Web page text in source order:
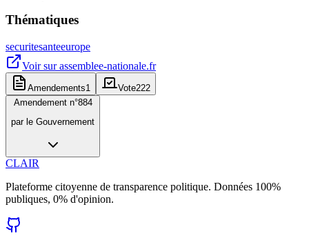
Thématiques
securitesanteeurope
Voir surassemblee-nationale.fr
Amendements1 Vote222
Amendement n°884
par le Gouvernement
CLAIR
Plateforme citoyenne de transparence politique. Données 100%
publiques, 0% d'opinion.